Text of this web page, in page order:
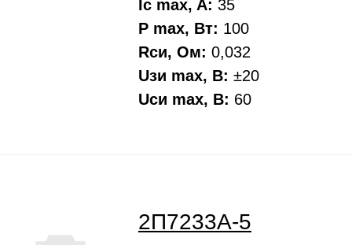
Ic max, A: 35
P max, Вт: 100
Rси, Oм: 0,032
Uзи max, В: ±20
Uси max, В: 60
2П7233А-5